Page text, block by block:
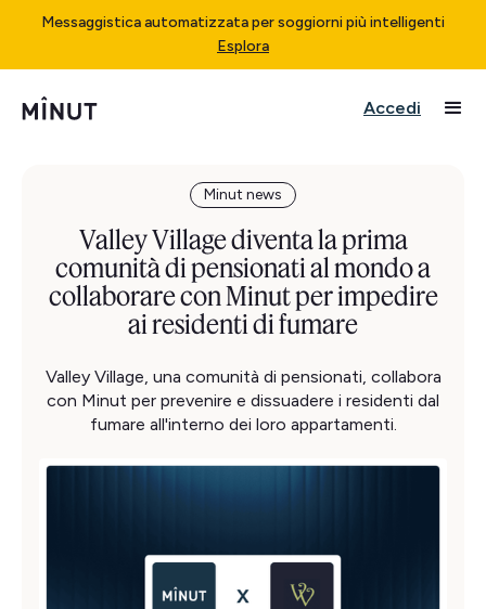
Messaggistica automatizzata per soggiorni più intelligenti
Esplora
Accedi
Minut news
Valley Village diventa la prima
comunità di pensionati al mondo a
collaborare con Minut per impedire
ai residenti di fumare
Valley Village, una comunità di pensionati, collabora
con Minut per prevenire e dissuadere i residenti dal
fumare all'interno dei loro appartamenti.